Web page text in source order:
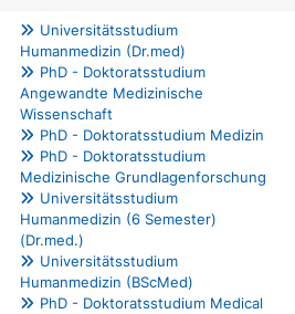
Universitätsstudium
Humanmedizin (Dr.med)
PhD - Doktoratsstudium
Angewandte Medizinische
Wissenschaft
PhD - Doktoratsstudium Medizin
PhD - Doktoratsstudium
Medizinische Grundlagenforschung
Universitätsstudium
Humanmedizin (6 Semester)
(Dr.med.)
Universitätsstudium
Humanmedizin (BScMed)
PhD - Doktoratsstudium Medical